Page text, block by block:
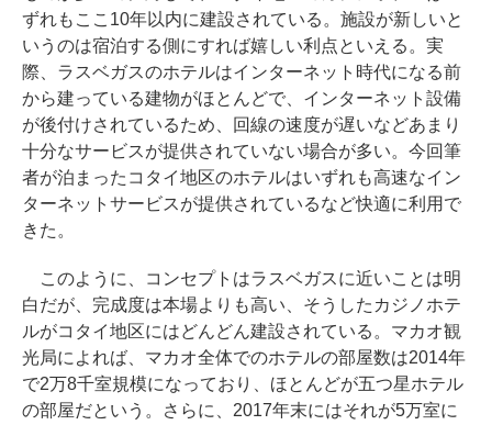
ずれもここ10年以内に建設されている。施設が新しいと
いうのは宿泊する側にすれば嬉しい利点といえる。実
際、ラスベガスのホテルはインターネット時代になる前
から建っている建物がほとんどで、インターネット設備
が後付けされているため、回線の速度が遅いなどあまり
十分なサービスが提供されていない場合が多い。今回筆
者が泊まったコタイ地区のホテルはいずれも高速なイン
ターネットサービスが提供されているなど快適に利用で
きた。
このように、コンセプトはラスベガスに近いことは明
白だが、完成度は本場よりも高い、そうしたカジノホテ
ルがコタイ地区にはどんどん建設されている。マカオ観
光局によれば、マカオ全体でのホテルの部屋数は2014年
で2万8千室規模になっており、ほとんどが五つ星ホテル
の部屋だという。さらに、2017年末にはそれが5万室に